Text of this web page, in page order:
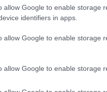
allow Google to enable storage
identifiers in apps.
allow Google to enable storage
allow Google to enable storage